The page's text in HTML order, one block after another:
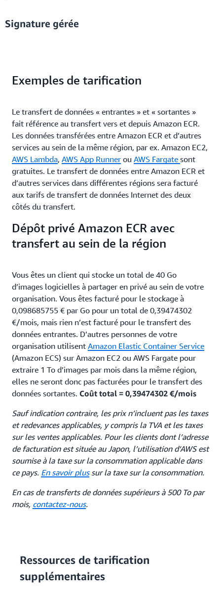
Signature gérée
Exemples de tarification
Le transfert de données « entrantes » et « sortantes »
fait référence au transfert vers et depuis Amazon ECR.
Les données transférées entre Amazon ECR et d’autres
services au sein de la même région, par ex. Amazon EC2,
AWS Lambda, AWS App Runner ou AWS Fargate sont
gratuites. Le transfert de données entre Amazon ECR et
d’autres services dans différentes régions sera facturé
aux tarifs de transfert de données Internet des deux
côtés du transfert.
Dépôt privé Amazon ECR avec
transfert au sein de la région
Vous êtes un client qui stocke un total de 40 Go
d’images logicielles à partager en privé au sein de votre
organisation. Vous êtes facturé pour le stockage à
0,098685755 € par Go pour un total de 0,39474302
€/mois, mais rien n’est facturé pour le transfert des
données entrantes. D’autres personnes de votre
organisation utilisent Amazon Elastic Container Service
(Amazon ECS) sur Amazon EC2 ou AWS Fargate pour
extraire 1 To d’images par mois dans la même région,
elles ne seront donc pas facturées pour le transfert des
données sortantes. Coût total = 0,39474302 €/mois
Sauf indication contraire, les prix n’incluent pas les taxes
et redevances applicables, y compris la TVA et les taxes
sur les ventes applicables. Pour les clients dont l’adresse
de facturation est située au Japon, l’utilisation d’AWS est
soumise à la taxe sur la consommation applicable dans
ce pays. En savoir plussur la taxe sur la consommation.
En cas de transferts de données supérieurs à 500 To par
mois, contactez-nous.
Ressources de tarification
supplémentaires